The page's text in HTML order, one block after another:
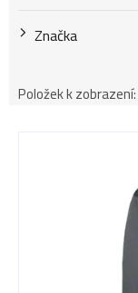
Značka
Položek k zobrazení: